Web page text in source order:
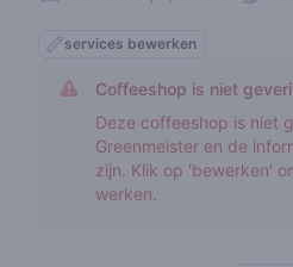
services bewerken
Coffeeshop is niet
Deze coffeeshop is niet
Greenmeister en de
zijn. Klik op 'bewerken'
werken.